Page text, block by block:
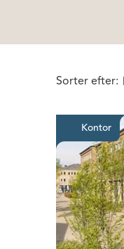
Sorter efter:
Kontor